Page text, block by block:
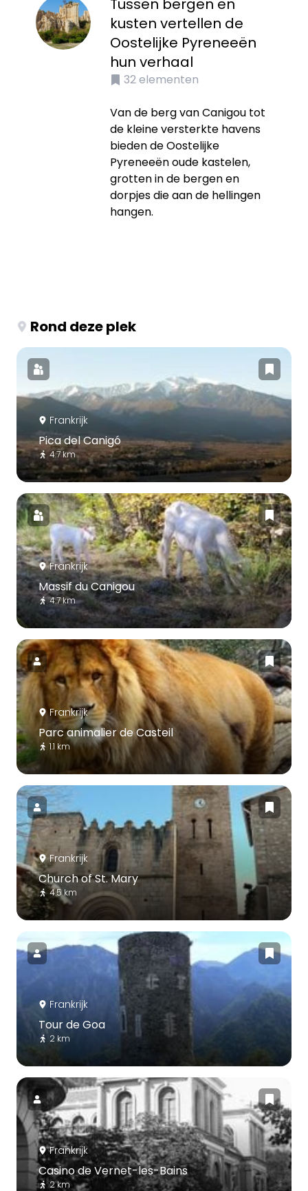
kusten vertellen de
Oostelijke Pyreneeën
hun verhaal
32elementen
Van de berg van Canigou tot
de kleine versterkte havens
bieden de Oostelijke
Pyreneeën oude kastelen,
grotten in de bergen en
dorpjes die aan de hellingen
hangen.
Rond deze plek
Frankrijk
Pica del Canigó
4.7 km
Frankrijk
Massif du Canigou
4.7 km
Frankrijk
Parc animalier de Casteil
1.1 km
Frankrijk
Church of St. Mary
4.5 km
Frankrijk
Tour de Goa
2 km
Frankrijk
Casino de Vernet-les-Bains
2 km